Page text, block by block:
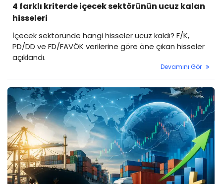
4 farklı kriterde içecek sektörünün ucuz kalan
hisseleri
İçecek sektöründe hangi hisseler ucuz kaldı? F/K,
PD/DD ve FD/FAVÖK verilerine göre öne çıkan hisseler
açıklandı.
Devamını Gör